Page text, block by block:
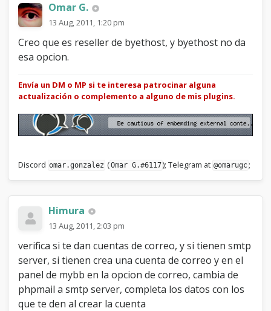
Omar G.
13 Aug, 2011, 1:20 pm
Creo que es reseller de byethost, y byethost no da
esa opcion.
Envía un DM o MP si te interesa patrocinar alguna
actualización o complemento a alguno de mis plugins.
Discord omar.gonzalez (Omar G.#6117); Telegram at @omarugc ;
Himura
13 Aug, 2011, 2:03 pm
verifica si te dan cuentas de correo, y si tienen smtp
server, si tienen crea una cuenta de correo y en el
panel de mybb en la opcion de correo, cambia de
phpmail a smtp server, completa los datos con los
que te den al crear la cuenta